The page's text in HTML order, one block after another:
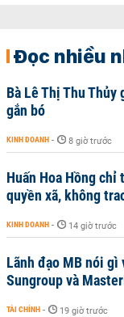
Đọc nhiều
Bà Lê Thị Thu
gắn bó
KINH DOANH - 8 giờ trước
Huấn Hoa Hồng
quyền xã, không
KINH DOANH - 14 giờ trước
Lãnh đạo MB nói
Sungroup và
TÀI CHÍNH - 19 giờ trước